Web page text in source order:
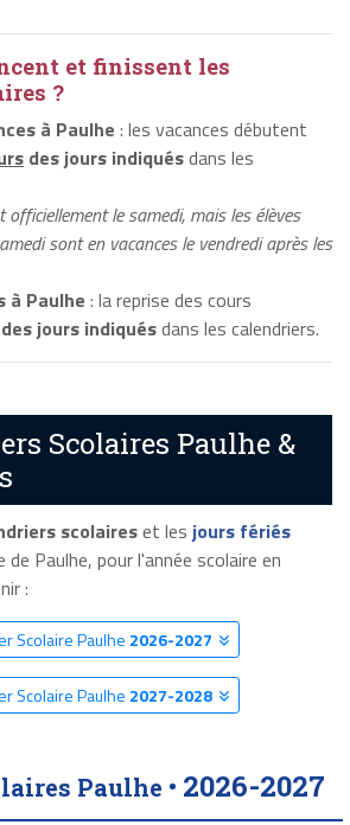
et finissent les
?
à Paulhe : les vacances débutent
des jours indiquésdans les
officiellement le samedi, mais les élèves
sont en vacances le vendredi après les
à Paulhe : la reprise des cours
des jours indiquésdans les calendriers.
Scolaires Paulhe &
scolaireset les jours fériés
Paulhe, pour l'année scolaire en
:
Scolaire Paulhe 2026-2027
Scolaire Paulhe 2027-2028
Paulhe • 2026-2027